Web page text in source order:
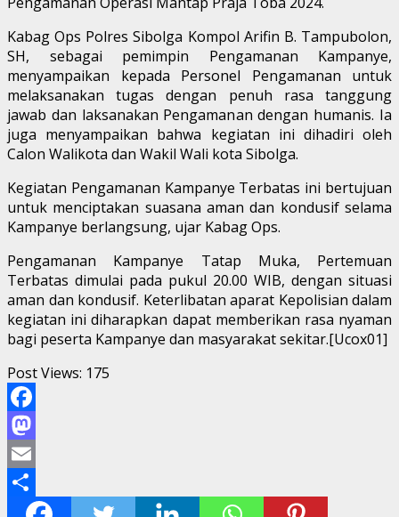
Kabag Ops Polres Sibolga Kompol Arifin B. Tampubolon,
SH, sebagai pemimpin Pengamanan Kampanye,
menyampaikan kepada Personel Pengamanan untuk
melaksanakan tugas dengan penuh rasa tanggung
jawab dan laksanakan Pengamanan dengan humanis. Ia
juga menyampaikan bahwa kegiatan ini dihadiri oleh
Calon Walikota dan Wakil Wali kota Sibolga.
Kegiatan Pengamanan Kampanye Terbatas ini bertujuan
untuk menciptakan suasana aman dan kondusif selama
Kampanye berlangsung, ujar Kabag Ops.
Pengamanan Kampanye Tatap Muka, Pertemuan
Terbatas dimulai pada pukul 20.00 WIB, dengan situasi
aman dan kondusif. Keterlibatan aparat Kepolisian dalam
kegiatan ini diharapkan dapat memberikan rasa nyaman
bagi peserta Kampanye dan masyarakat sekitar.[Ucox01]
Post Views: 175
Facebook
Mastodon
Email
Share